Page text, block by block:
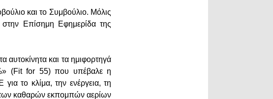
και το Συμβούλιο. Μόλις
στην Επίσημη Εφημερίδα της
και τα ημιφορτηγά
(Fit for 55) που υπέβαλε η
το κλίμα, την ενέργεια, τη
των καθαρών εκπομπών αερίων